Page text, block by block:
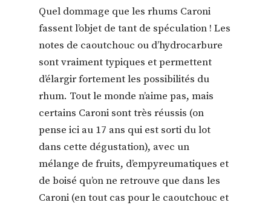
Quel dommage que les rhums Caroni
fassent l’objet de tant de spéculation ! Les
notes de caoutchouc ou d’hydrocarbure
sont vraiment typiques et permettent
d’élargir fortement les possibilités du
rhum. Tout le monde n’aime pas, mais
certains Caroni sont très réussis (on
pense ici au 17 ans qui est sorti du lot
dans cette dégustation), avec un
mélange de fruits, d’empyreumatiques et
de boisé qu’on ne retrouve que dans les
Caroni (en tout cas pour le caoutchouc et